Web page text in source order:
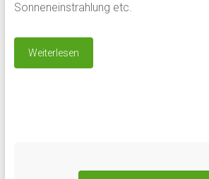
Sonneneinstrahlung etc.
Weiterlesen